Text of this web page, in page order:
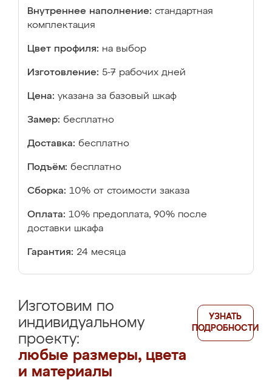
Внутреннее наполнение: стандартная
комплектация
Цвет профиля: на выбор
Изготовление: 5-7 рабочих дней
Цена: указана за базовый шкаф
Замер: бесплатно
Доставка: бесплатно
Подъём: бесплатно
Сборка: 10% от стоимости заказа
Оплата: 10% предоплата, 90% после
доставки шкафа
Гарантия: 24 месяца
Изготовим по
индивидуальному
проекту:
любые размеры, цвета
и материалы
УЗНАТЬ
ПОДРОБНОСТИ